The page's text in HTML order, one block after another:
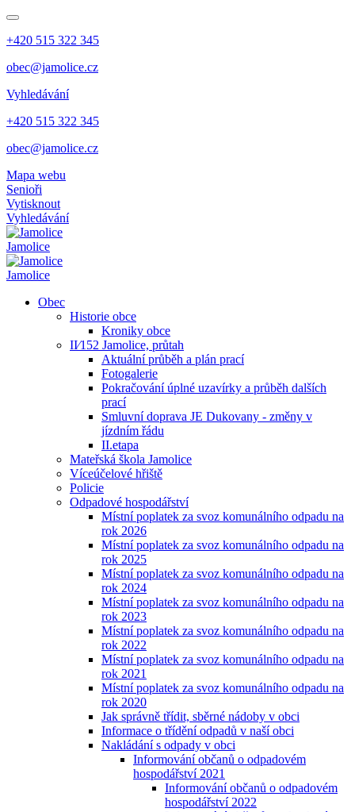
+420 515 322 345
obec@jamolice.cz
Vyhledávání
+420 515 322 345
obec@jamolice.cz
Mapa webu
Senioři
Vytisknout
Vyhledávání
Jamolice
Jamolice
Obec
Historie obce
Kroniky obce
II⁄152 Jamolice, průtah
Aktuální průběh a plán prací
Fotogalerie
Pokračování úplné uzavírky a průběh dalších
prací
Smluvní doprava JE Dukovany - změny v
jízdním řádu
II.etapa
Mateřská škola Jamolice
Víceúčelové hřiště
Policie
Odpadové hospodářství
Místní poplatek za svoz komunálního odpadu na
rok 2026
Místní poplatek za svoz komunálního odpadu na
rok 2025
Místní poplatek za svoz komunálního odpadu na
rok 2024
Místní poplatek za svoz komunálního odpadu na
rok 2023
Místní poplatek za svoz komunálního odpadu na
rok 2022
Místní poplatek za svoz komunálního odpadu na
rok 2021
Místní poplatek za svoz komunálního odpadu na
rok 2020
Jak správně třídit, sběrné nádoby v obci
Informace o třídění odpadů v naší obci
Nakládání s odpady v obci
Informování občanů o odpadovém
hospodářství 2021
Informování občanů o odpadovém
hospodářství 2022